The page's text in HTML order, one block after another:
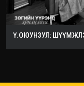
Ү.ОЮУНЗУЛ: